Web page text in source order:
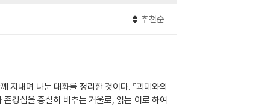
추천순
내며 나눈 대화를 정리한 것이다. 『괴테와의
경심을 충실히 비추는 거울로, 읽는 이로 하여